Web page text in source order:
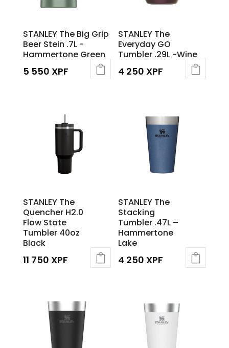
STANLEY The Big Grip
Beer Stein .7L -
Hammertone Green
5 550 XPF
STANLEY The
Everyday GO
Tumbler .29L -Wine
4 250 XPF
STANLEY The
Quencher H2.0
Flow State
Tumbler 40oz
Black
11 750 XPF
STANLEY The
Stacking
Tumbler .47L –
Hammertone
Lake
4 250 XPF